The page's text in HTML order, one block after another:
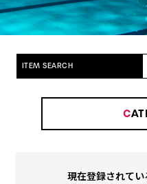
ITEM SEARCH
C
現在登録されてい